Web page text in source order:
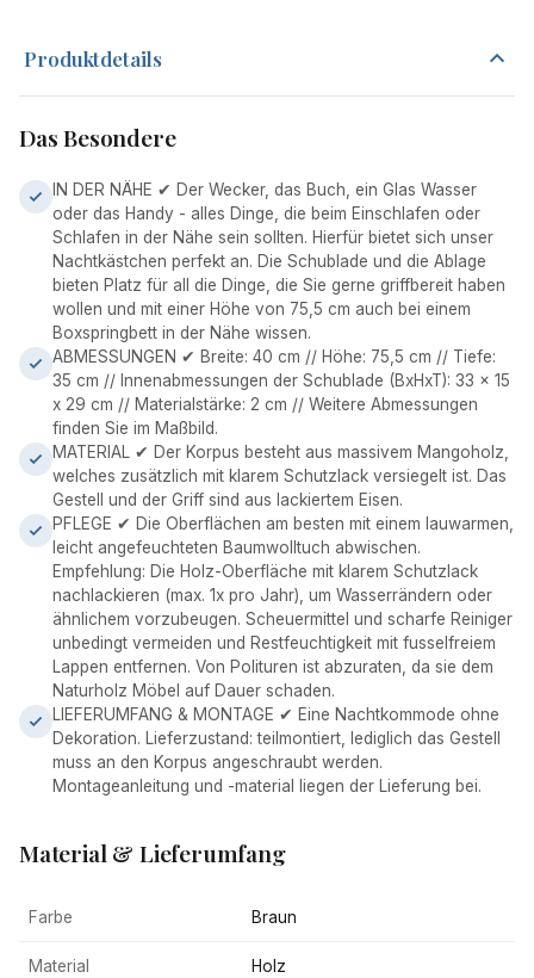
Produktdetails
Das Besondere
IN DER NÄHE ✔ Der Wecker, das Buch, ein Glas Wasser
oder das Handy - alles Dinge, die beim Einschlafen oder
Schlafen in der Nähe sein sollten. Hierfür bietet sich unser
Nachtkästchen perfekt an. Die Schublade und die Ablage
bieten Platz für all die Dinge, die Sie gerne griffbereit haben
wollen und mit einer Höhe von 75,5 cm auch bei einem
Boxspringbett in der Nähe wissen.
ABMESSUNGEN ✔ Breite: 40 cm // Höhe: 75,5 cm // Tiefe:
35 cm // Innenabmessungen der Schublade (BxHxT): 33 x 15
x 29 cm // Materialstärke: 2 cm // Weitere Abmessungen
finden Sie im Maßbild.
MATERIAL ✔ Der Korpus besteht aus massivem Mangoholz,
welches zusätzlich mit klarem Schutzlack versiegelt ist. Das
Gestell und der Griff sind aus lackiertem Eisen.
PFLEGE ✔ Die Oberflächen am besten mit einem lauwarmen,
leicht angefeuchteten Baumwolltuch abwischen.
Empfehlung: Die Holz-Oberfläche mit klarem Schutzlack
nachlackieren (max. 1x pro Jahr), um Wasserrändern oder
ähnlichem vorzubeugen. Scheuermittel und scharfe Reiniger
unbedingt vermeiden und Restfeuchtigkeit mit fusselfreiem
Lappen entfernen. Von Polituren ist abzuraten, da sie dem
Naturholz Möbel auf Dauer schaden.
LIEFERUMFANG & MONTAGE ✔ Eine Nachtkommode ohne
Dekoration. Lieferzustand: teilmontiert, lediglich das Gestell
muss an den Korpus angeschraubt werden.
Montageanleitung und -material liegen der Lieferung bei.
Material & Lieferumfang
Farbe Braun
Material Holz